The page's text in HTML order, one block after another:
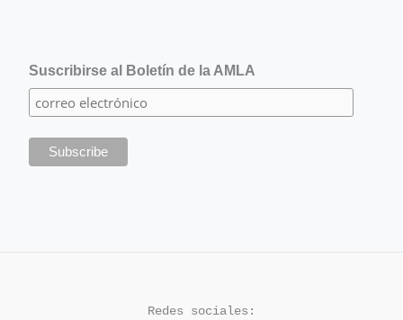
Suscribirse al Boletín de la AMLA
Redes sociales: